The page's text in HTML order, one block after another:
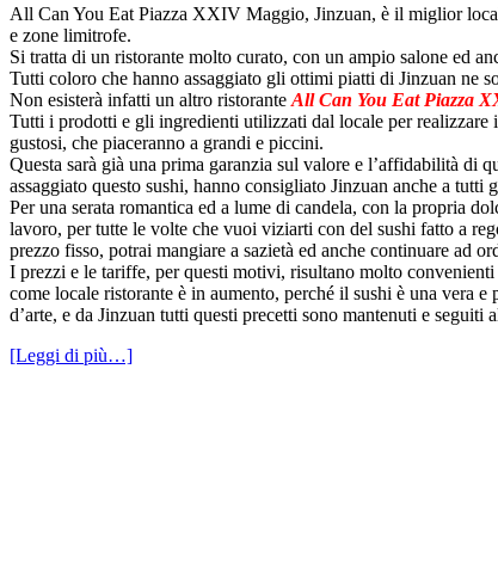
All Can You Eat Piazza XXIV Maggio, Jinzuan, è il miglior
e zone limitrofe.
Si tratta di un ristorante molto curato, con un ampio salone ed
Tutti coloro che hanno assaggiato gli ottimi piatti di Jinzuan ne
Non esisterà infatti un altro ristorante All Can You Eat Piazza
Tutti i prodotti e gli ingredienti utilizzati dal locale per
gustosi, che piaceranno a grandi e piccini.
Questa sarà già una prima garanzia sul valore e l’affidabilità di
assaggiato questo sushi, hanno consigliato Jinzuan anche a
Per una serata romantica ed a lume di candela, con la propria
lavoro, per tutte le volte che vuoi viziarti con del sushi fatto a
prezzo fisso, potrai mangiare a sazietà ed anche continuare ad
I prezzi e le tariffe, per questi motivi, risultano molto
come locale ristorante è in aumento, perché il sushi è una vera
d’arte, e da Jinzuan tutti questi precetti sono mantenuti e seguiti
[Leggi di più…]